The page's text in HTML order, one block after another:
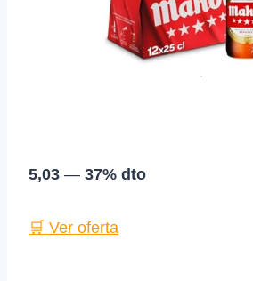
5,03 — 37% dto
🛒 Ver oferta